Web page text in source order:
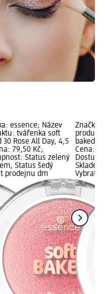
essence; Název
tvářenka soft
30 Rose All Day, 4,5
79,50 Kč;
Status zelený
Status šedý
prodejnu dm
Značka:
baked
Cena:
Vybrat